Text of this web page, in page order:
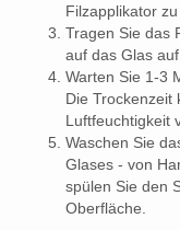
Filzapplikator zu
Tragen Sie das
auf das Glas auf.
Warten Sie 1-3
Die Trockenzeit
Luftfeuchtigkeit
Waschen Sie
Glases - von
spülen Sie den
Oberfläche.